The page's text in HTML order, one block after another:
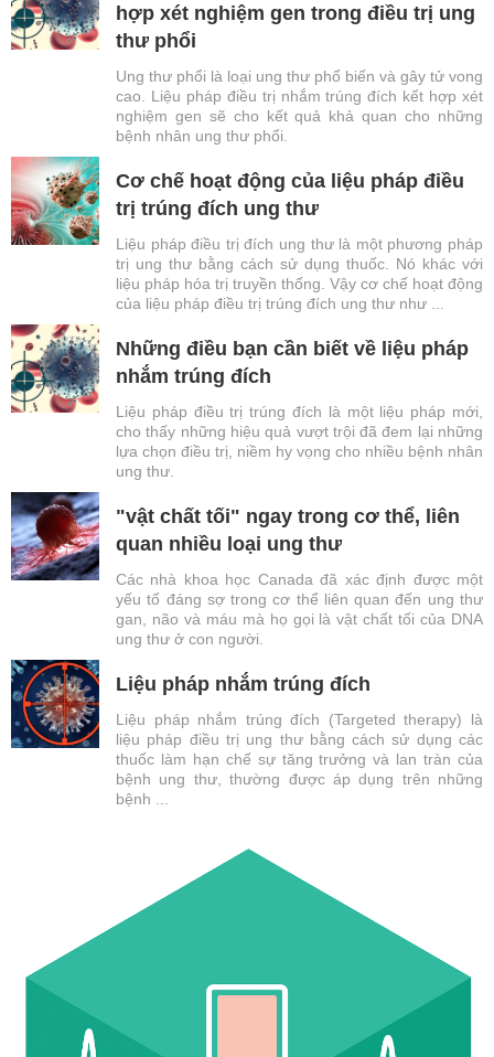
hợp xét nghiệm gen trong điều trị ung
thư phổi
Ung thư phổi là loại ung thư phổ biến và gây tử vong
cao. Liệu pháp điều trị nhắm trúng đích kết hợp xét
nghiệm gen sẽ cho kết quả khả quan cho những
bệnh nhân ung thư phổi.
Cơ chế hoạt động của liệu pháp điều
trị trúng đích ung thư
Liệu pháp điều trị đích ung thư là một phương pháp
trị ung thư bằng cách sử dụng thuốc. Nó khác với
liệu pháp hóa trị truyền thống. Vậy cơ chế hoạt động
của liệu pháp điều trị trúng đích ung thư như ...
Những điều bạn cần biết về liệu pháp
nhắm trúng đích
Liệu pháp điều trị trúng đích là một liệu pháp mới,
cho thấy những hiệu quả vượt trội đã đem lại những
lựa chọn điều trị, niềm hy vọng cho nhiều bệnh nhân
ung thư.
"vật chất tối" ngay trong cơ thể, liên
quan nhiều loại ung thư
Các nhà khoa học Canada đã xác định được một
yếu tố đáng sợ trong cơ thể liên quan đến ung thư
gan, não và máu mà họ gọi là vật chất tối của DNA
ung thư ở con người.
Liệu pháp nhắm trúng đích
Liệu pháp nhắm trúng đích (Targeted therapy) là
liệu pháp điều trị ung thư bằng cách sử dụng các
thuốc làm hạn chế sự tăng trưởng và lan tràn của
bệnh ung thư, thường được áp dụng trên những
bệnh ...